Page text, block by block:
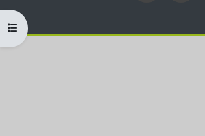
Kursindex öffnen